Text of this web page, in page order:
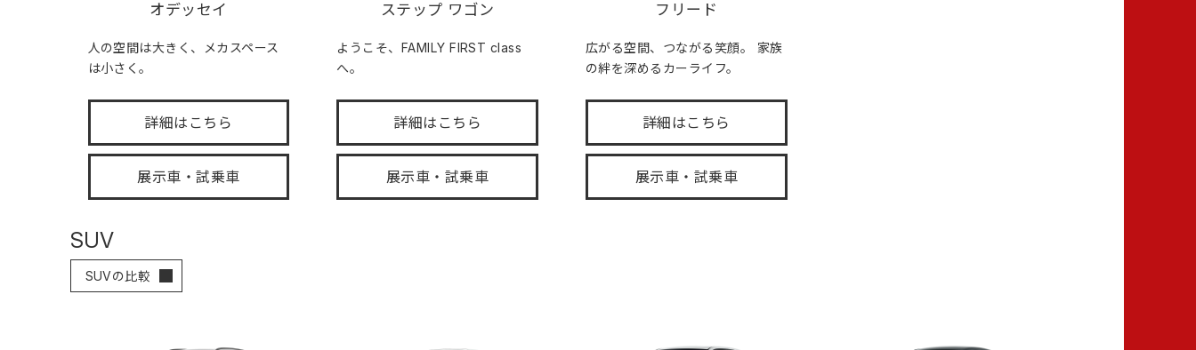
オデッセイ
人の空間は大きく、メカスペース
は小さく。
詳細はこちら
展示車・試乗車
ステップ ワゴン
ようこそ、FAMILY FIRST class
へ。
詳細はこちら
展示車・試乗車
フリード
広がる空間、つながる笑顔。 家族
の絆を深めるカーライフ。
詳細はこちら
展示車・試乗車
SUV
SUVの比較